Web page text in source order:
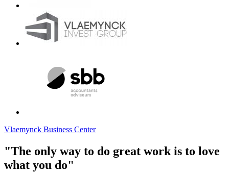
Vlaemynck Business Center
"The only way to do great work is to love
what you do"